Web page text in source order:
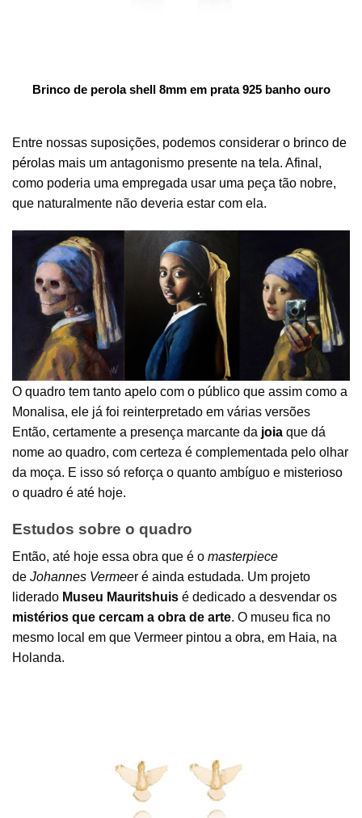
Brinco de perola shell 8mm em prata 925 banho ouro
Entre nossas suposições, podemos considerar o brinco de
pérolas mais um antagonismo presente na tela. Afinal,
como poderia uma empregada usar uma peça tão nobre,
que naturalmente não deveria estar com ela.
O quadro tem tanto apelo com o público que assim como a
Monalisa, ele já foi reinterpretado em várias versões
Então, certamente a presença marcante da joia que dá
nome ao quadro, com certeza é complementada pelo olhar
da moça. E isso só reforça o quanto ambíguo e misterioso
o quadro é até hoje.
Estudos sobre o quadro
Então, até hoje essa obra que é o masterpiece
de Johannes Vermeer é ainda estudada. Um projeto
liderado Museu Mauritshuis é dedicado a desvendar os
mistérios que cercam a obra de arte. O museu fica no
mesmo local em que Vermeer pintou a obra, em Haia, na
Holanda.